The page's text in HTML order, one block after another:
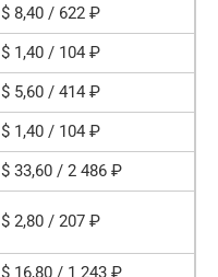
$ 8,40 / 622 ₽
$ 1,40 / 104 ₽
$ 5,60 / 414 ₽
$ 1,40 / 104 ₽
$ 33,60 / 2 486 ₽
$ 2,80 / 207 ₽
$ 16,80 / 1 243 ₽